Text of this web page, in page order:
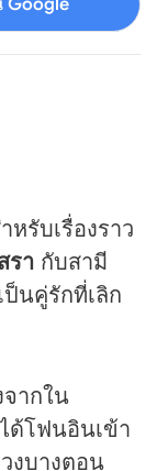
รับเรื่องราว
รา กับสามี
ป็นคู่รักที่เลิก
ากใน
ด้โฟนอินเข้า
งบางตอน